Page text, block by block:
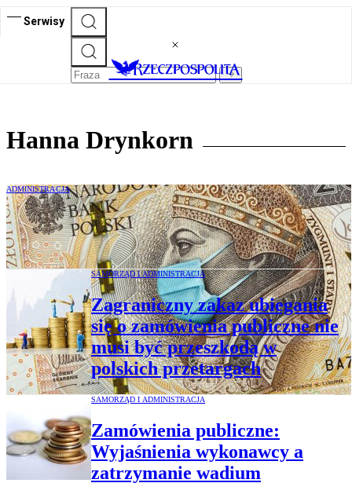
Serwisy
Hanna Drynkorn
ADMINISTRACJA
Zmiana umów i kary umowne w
zamówieniach według Tarczy 4.0
SAMORZĄD I ADMINISTRACJA
Zagraniczny zakaz ubiegania
się o zamówienia publiczne nie
musi być przeszkodą w
polskich przetargach
SAMORZĄD I ADMINISTRACJA
Zamówienia publiczne:
Wyjaśnienia wykonawcy a
zatrzymanie wadium